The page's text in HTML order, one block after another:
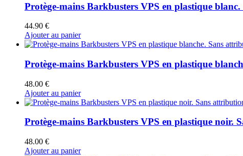
Protège-mains Barkbusters VPS en plastique
44.90 €
Ajouter au panier
Protège-mains Barkbusters VPS en plastique
48.00 €
Ajouter au panier
Protège-mains Barkbusters VPS en plastique noir.
48.00 €
Ajouter au panier